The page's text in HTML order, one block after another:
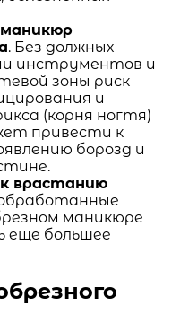
. Без должных
инструментов и
зоны риск
и
(корня ногтя)
привести к
борозд и
врастанию
маникюре
еще большее